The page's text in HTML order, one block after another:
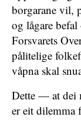
borgarane vil,
og lågare
Forsvarets
pålitelige
våpna skal
Dette — at dei
er eit dilemma